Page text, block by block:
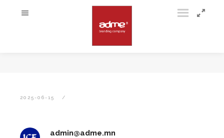
2025-06-15
admin@adme.mn